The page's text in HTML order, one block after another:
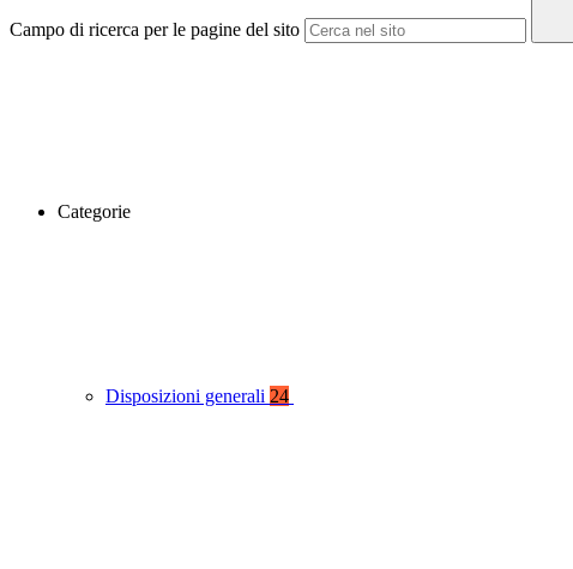
Campo di ricerca per le pagine del sito
Categorie
Disposizioni generali 24